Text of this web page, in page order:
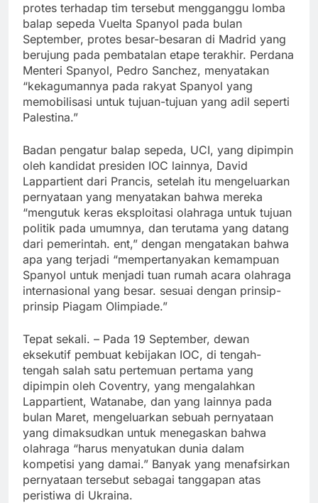
protes terhadap tim tersebut mengganggu lomba
balap sepeda Vuelta Spanyol pada bulan
September, protes besar-besaran di Madrid yang
berujung pada pembatalan etape terakhir. Perdana
Menteri Spanyol, Pedro Sanchez, menyatakan
“kekagumannya pada rakyat Spanyol yang
memobilisasi untuk tujuan-tujuan yang adil seperti
Palestina.”
Badan pengatur balap sepeda, UCI, yang dipimpin
oleh kandidat presiden IOC lainnya, David
Lappartient dari Prancis, setelah itu mengeluarkan
pernyataan yang menyatakan bahwa mereka
“mengutuk keras eksploitasi olahraga untuk tujuan
politik pada umumnya, dan terutama yang datang
dari pemerintah. ent,” dengan mengatakan bahwa
apa yang terjadi “mempertanyakan kemampuan
Spanyol untuk menjadi tuan rumah acara olahraga
internasional yang besar. sesuai dengan prinsip-
prinsip Piagam Olimpiade.”
Tepat sekali. – Pada 19 September, dewan
eksekutif pembuat kebijakan IOC, di tengah-
tengah salah satu pertemuan pertama yang
dipimpin oleh Coventry, yang mengalahkan
Lappartient, Watanabe, dan yang lainnya pada
bulan Maret, mengeluarkan sebuah pernyataan
yang dimaksudkan untuk menegaskan bahwa
olahraga “harus menyatukan dunia dalam
kompetisi yang damai.” Banyak yang menafsirkan
pernyataan tersebut sebagai tanggapan atas
peristiwa di Ukraina.